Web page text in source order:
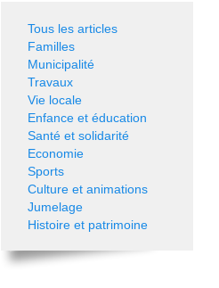
Tous les articles
Familles
Municipalité
Travaux
Vie locale
Enfance et éducation
Santé et solidarité
Economie
Sports
Culture et animations
Jumelage
Histoire et patrimoine